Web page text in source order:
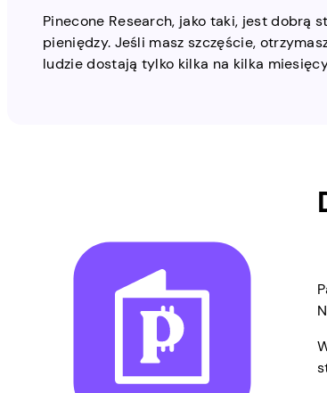
Pinecone Research, jako taki, jest dobrą
pieniędzy. Jeśli masz szczęście,
ludzie dostają tylko kilka na kilka